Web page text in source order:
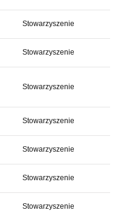
Stowarzyszenie
Stowarzyszenie
Stowarzyszenie
Stowarzyszenie
Stowarzyszenie
Stowarzyszenie
Stowarzyszenie